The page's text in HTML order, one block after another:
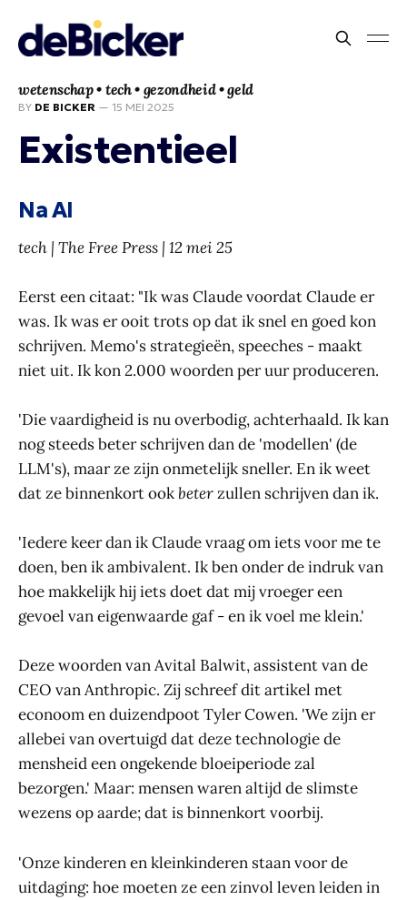
wetenschap • tech • gezondheid • geld
BY DE BICKER — 15 MEI 2025
Existentieel
Na AI
tech | The Free Press | 12 mei 25
Eerst een citaat: "Ik was Claude voordat Claude er
was. Ik was er ooit trots op dat ik snel en goed kon
schrijven. Memo's strategieën, speeches - maakt
niet uit. Ik kon 2.000 woorden per uur produceren.
'Die vaardigheid is nu overbodig, achterhaald. Ik kan
nog steeds beter schrijven dan de 'modellen' (de
LLM's), maar ze zijn onmetelijk sneller. En ik weet
dat ze binnenkort ookbeterzullen schrijven dan ik.
'Iedere keer dan ik Claude vraag om iets voor me te
doen, ben ik ambivalent. Ik ben onder de indruk van
hoe makkelijk hij iets doet dat mij vroeger een
gevoel van eigenwaarde gaf - en ik voel me klein.'
Deze woorden van Avital Balwit, assistent van de
CEO van Anthropic. Zij schreef dit artikel met
econoom en duizendpoot Tyler Cowen. 'We zijn er
allebei van overtuigd dat deze technologie de
mensheid een ongekende bloeiperiode zal
bezorgen.' Maar: mensen waren altijd de slimste
wezens op aarde; dat is binnenkort voorbij.
'Onze kinderen en kleinkinderen staan voor de
uitdaging: hoe moeten ze een zinvol leven leiden in